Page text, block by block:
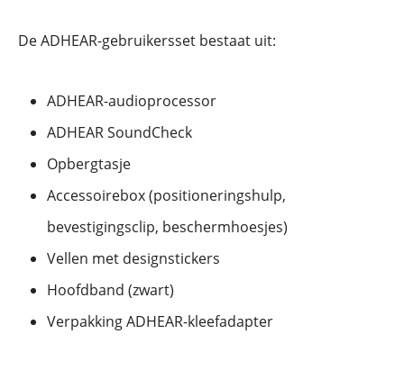
De ADHEAR-gebruikersset bestaat uit:
ADHEAR-audioprocessor
ADHEAR SoundCheck
Opbergtasje
Accessoirebox (positioneringshulp,
bevestigingsclip, beschermhoesjes)
Vellen met designstickers
Hoofdband (zwart)
Verpakking ADHEAR-kleefadapter